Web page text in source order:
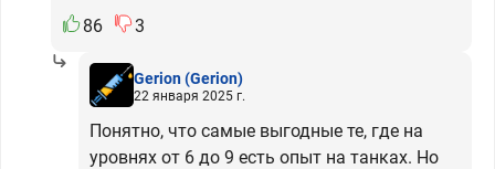
86
3
Gerion(Gerion)
22 января 2025 г.
Понятно, что самые выгодные те, где на
уровнях от 6 до 9 есть опыт на танках. Но